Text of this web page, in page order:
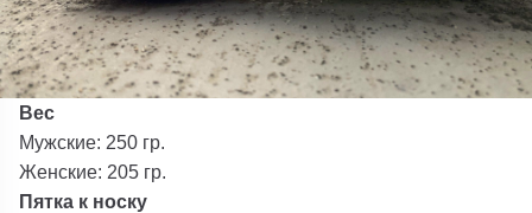
Вес
Мужские: 250 гр.
Женские: 205 гр.
Пятка к носку